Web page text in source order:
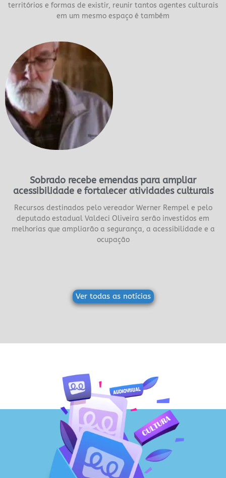
territórios e formas de existir, reunir tantos agentes culturais
em um mesmo espaço é também
Sobrado recebe emendas para ampliar
acessibilidade e fortalecer atividades culturais
Recursos destinados pelo vereador Werner Rempel e pelo
deputado estadual Valdeci Oliveira serão investidos em
melhorias que ampliarão a segurança, a acessibilidade e a
ocupação
Ver todas as notícias